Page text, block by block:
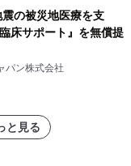
の被災地医療を支
サポート』を無償提
パン株式会社
と見る